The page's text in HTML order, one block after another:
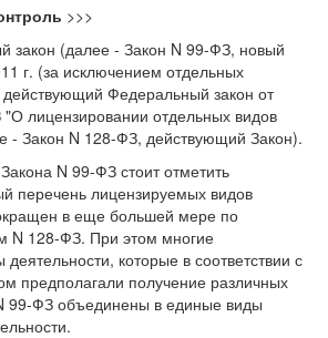
>>>
закон (далее - Закон N 99-ФЗ, новый
г. (за исключением отдельных
Федеральный закон от
лицензировании отдельных видов
- Закон N 128-ФЗ, действующий Закон).
N 99-ФЗ стоит отметить
перечень лицензируемых видов
в еще большей мере по
N 128-ФЗ. При этом многие
которые в соответствии с
предполагали получение различных
99-ФЗ объединены в единые виды